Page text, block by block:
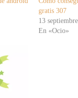
gratis 307
13
En «Ocio»